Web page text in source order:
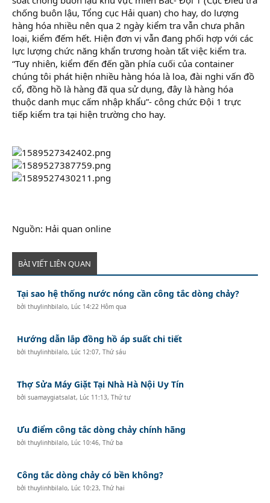
chống buôn lậu, Tổng cục Hải quan) cho hay, do lượng
hàng hóa nhiều nên qua 2 ngày kiểm tra vẫn chưa phân
loại, kiểm đếm hết. Hiện đơn vị vẫn đang phối hợp với các
lực lượng chức năng khẩn trương hoàn tất việc kiểm tra.
“Tuy nhiên, kiểm đến đến gần phía cuối của container
chúng tôi phát hiện nhiều hàng hóa là loa, đài nghi vấn đồ
cổ, đồng hồ là hàng đã qua sử dụng, đây là hàng hóa
thuộc danh mục cấm nhập khẩu”- công chức Đội 1 trực
tiếp kiểm tra tại hiện trường cho hay.
Nguồn: Hải quan online
BÀI VIẾT LIÊN QUAN
Tại sao hệ thống nước nóng cần công tắc dòng chảy?
bởithuylinhbilalo, Lúc 14:22 Hôm qua
Hướng dẫn lắp đồng hồ áp suất chi tiết
bởithuylinhbilalo, Lúc 12:07, Thứ sáu
Thợ Sửa Máy Giặt Tại Nhà Hà Nội Uy Tín
bởisuamaygiatsalat, Lúc 11:13, Thứ tư
Ưu điểm công tắc dòng chảy chính hãng
bởithuylinhbilalo, Lúc 10:46, Thứ ba
Công tắc dòng chảy có bền không?
bởithuylinhbilalo, Lúc 10:23, Thứ hai